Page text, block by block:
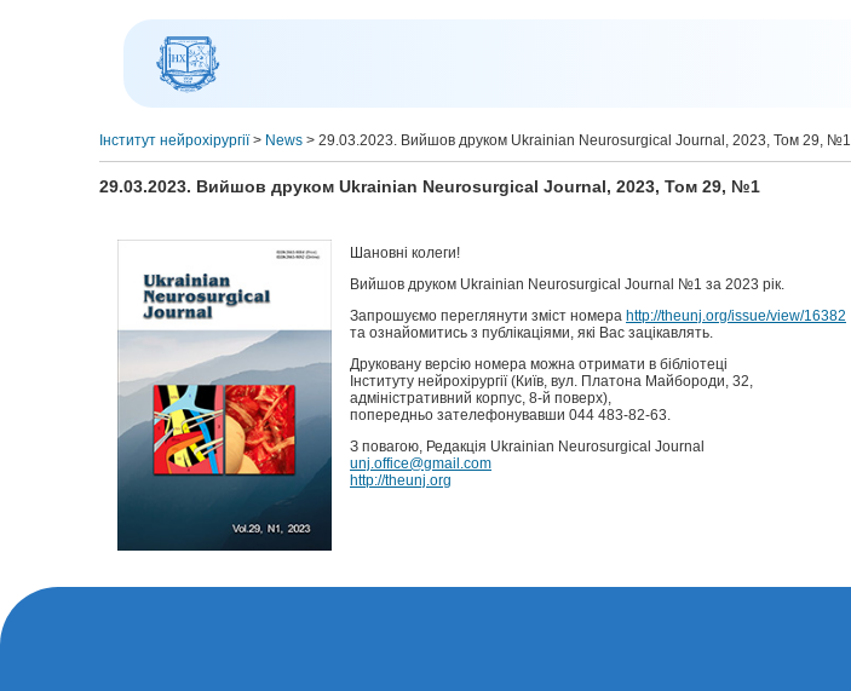
Інститут нейрохірургії> News > 29.03.2023. Вийшов друком Ukrainian Neurosurgical Journal, 2023, Том 29, №1
29.03.2023. Вийшов друком Ukrainian Neurosurgical Journal, 2023, Том 29, №1
Шановні колеги!
Вийшов друком Ukrainian Neurosurgical Journal №1 за 2023 рік.
Запрошуємо переглянути зміст номера http://theunj.org/issue/view/16382
та ознайомитись з публікаціями, які Вас зацікавлять.
Друковану версію номера можна отримати в бібліотеці
Інституту нейрохірургії (Київ, вул. Платона Майбороди, 32,
адміністративний корпус, 8-й поверх),
попередньо зателефонувавши 044 483-82-63.
З повагою, Редакція Ukrainian Neurosurgical Journal
unj.office@gmail.com
http://theunj.org